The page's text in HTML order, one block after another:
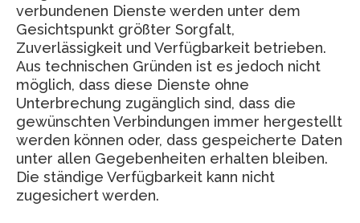
verbundenen Dienste werden unter dem
Gesichtspunkt größter Sorgfalt,
Zuverlässigkeit und Verfügbarkeit betrieben.
Aus technischen Gründen ist es jedoch nicht
möglich, dass diese Dienste ohne
Unterbrechung zugänglich sind, dass die
gewünschten Verbindungen immer hergestellt
werden können oder, dass gespeicherte Daten
unter allen Gegebenheiten erhalten bleiben.
Die ständige Verfügbarkeit kann nicht
zugesichert werden.